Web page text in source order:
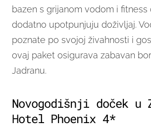
bazen s grijanom vodom i fitness
dodatno upotpunjuju doživljaj.
poznate po svojoj živahnosti i
ovaj paket osigurava zabavan
Jadranu.
Novogodišnji doček u
Hotel Phoenix 4*